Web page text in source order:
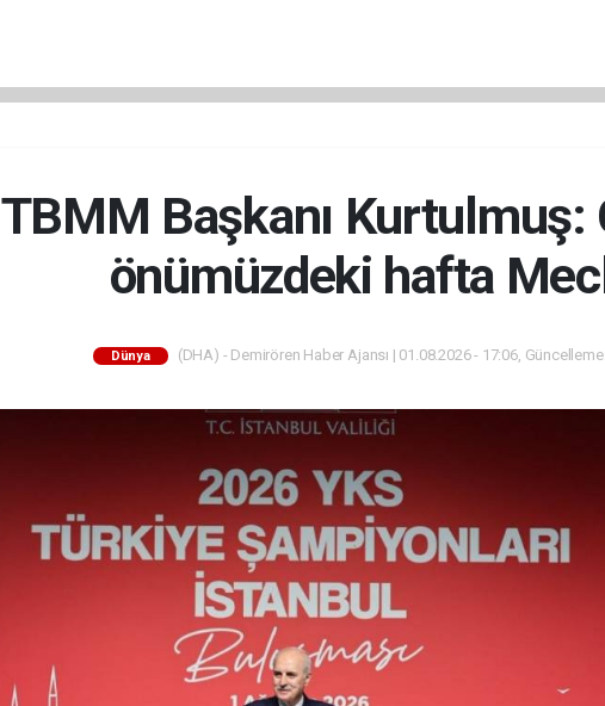
TBMM Başkanı
önümüzdeki hafta
Dünya (DHA) - Demirören Haber Ajansı | 01.08.2026 - 17:06,